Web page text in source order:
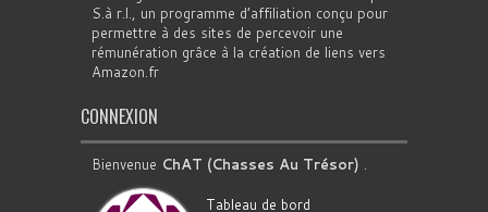
S.à r.l., un programme d’affiliation conçu pour
permettre à des sites de percevoir une
rémunération grâce à la création de liens vers
Amazon.fr
CONNEXION
Bienvenue ChAT (Chasses Au Trésor) .
Tableau de bord